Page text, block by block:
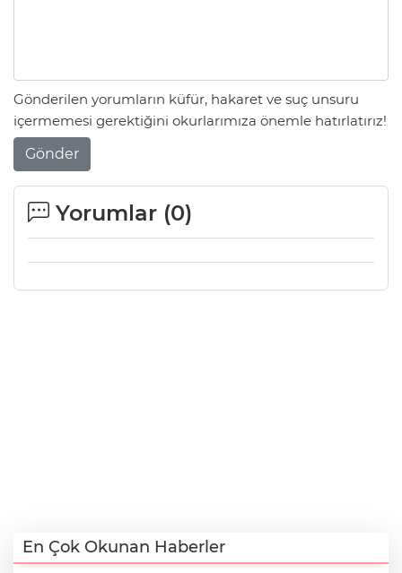
Gönderilen yorumların küfür, hakaret ve suç unsuru
içermemesi gerektiğini okurlarımıza önemle hatırlatırız!
Gönder
Yorumlar (0)
En Çok Okunan Haberler